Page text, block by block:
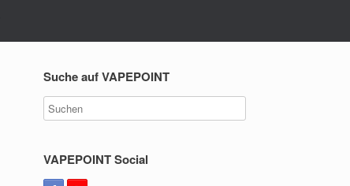
Suche auf VAPEPOINT
VAPEPOINT Social